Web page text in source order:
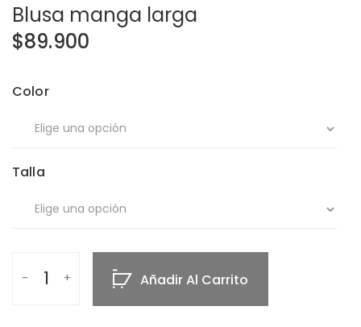
Blusa manga larga
$89.900
Color
Talla
Añadir Al Carrito